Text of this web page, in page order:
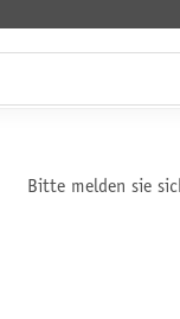
Bitte melden sie